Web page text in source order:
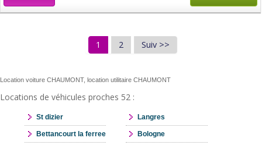
1 2 Suiv >>
Location voiture CHAUMONT, location utilitaire CHAUMONT
Locations de véhicules proches 52 :
St dizier Langres
Bettancourt la ferree Bologne